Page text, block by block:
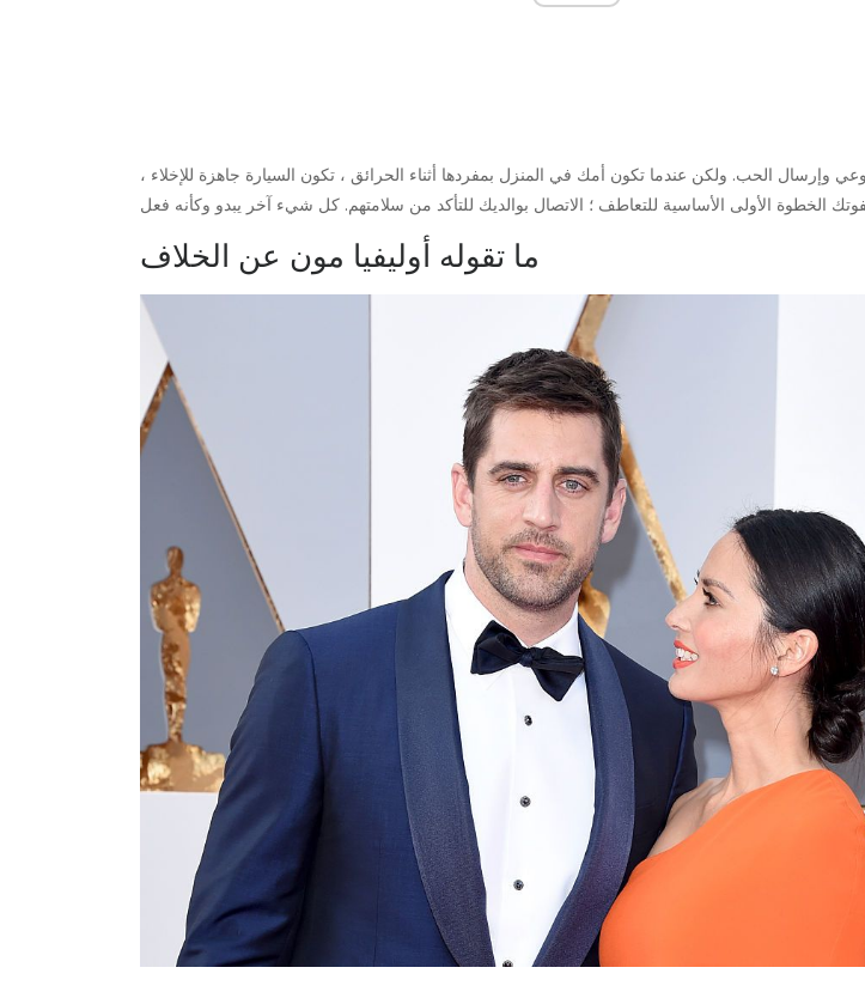
وإرسال الحب. ولكن عندما تكون أمك في المنزل بمفردها أثناء الحرائق ، تكون السيارة جاهزة للإخلاء ،
ما تقوله أوليفيا مون عن الخلاف